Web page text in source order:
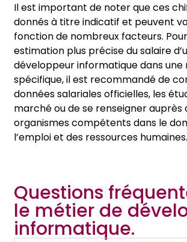
Il est important de noter que ces
donnés à titre indicatif et peuvent
fonction de nombreux facteurs.
estimation plus précise du salaire
développeur informatique dans une
spécifique, il est recommandé de
données salariales officielles, les
marché ou de se renseigner auprès
organismes compétents dans le
l’emploi et des ressources humaines.
Questions
le métier de
informatique.